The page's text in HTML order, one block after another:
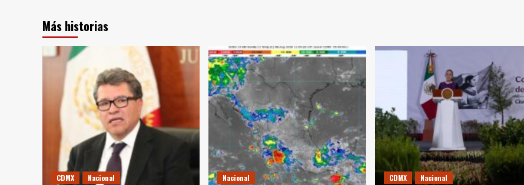
Más historias
CDMX Nacional Nacional CDMX Nacional